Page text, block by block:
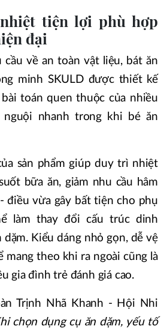
tiện lợi phù hợp
đại
cầu về an toàn vật liệu, bát ăn
minh SKULD được thiết kế
toán quen thuộc của nhiều
nhanh trong khi bé ăn
sản phẩm giúp duy trì nhiệt
bữa ăn, giảm nhu cầu hâm
điều vừa gây bất tiện cho phụ
làm thay đổi cấu trúc dinh
Kiểu dáng nhỏ gọn, dễ vệ
mang theo khi ra ngoài cũng là
gia đình trẻ đánh giá cao.
Trịnh Nhã Khanh - Hội Nhi
chọn dụng cụ ăn dặm, yếu tố